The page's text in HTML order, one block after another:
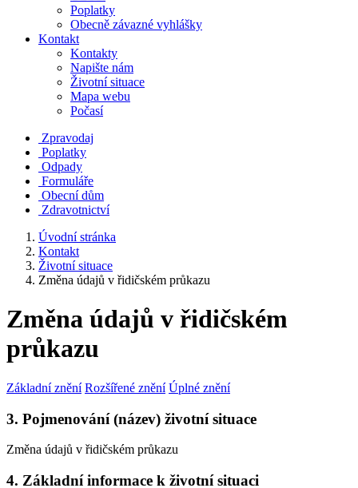
Poplatky
Obecně závazné vyhlášky
Kontakt
Kontakty
Napište nám
Životní situace
Mapa webu
Počasí
Zpravodaj
Poplatky
Odpady
Formuláře
Obecní dům
Zdravotnictví
Úvodní stránka
Kontakt
Životní situace
Změna údajů v řidičském průkazu
Změna údajů v řidičském
průkazu
Základní znění Rozšířené znění Úplné znění
3. Pojmenování (název) životní situace
Změna údajů v řidičském průkazu
4. Základní informace k životní situaci